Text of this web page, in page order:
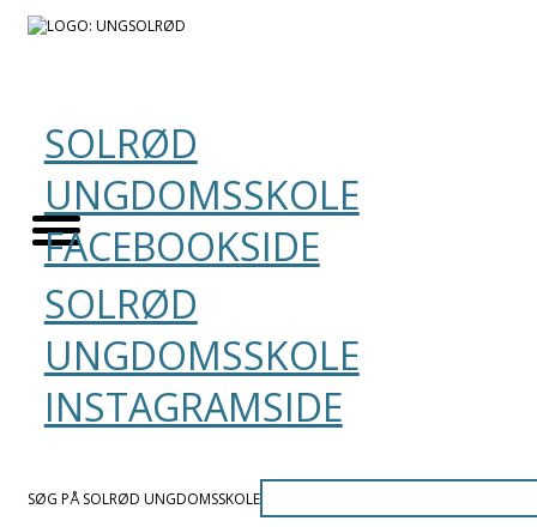
SOLRØD
UNGDOMSSKOLE
FACEBOOKSIDE
SOLRØD
UNGDOMSSKOLE
INSTAGRAMSIDE
SØG PÅ SOLRØD UNGDOMSSKOLE